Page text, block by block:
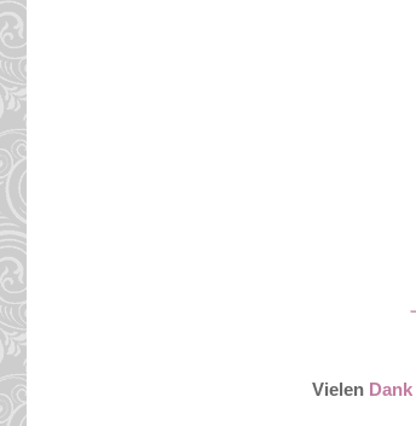
Vielen Dank